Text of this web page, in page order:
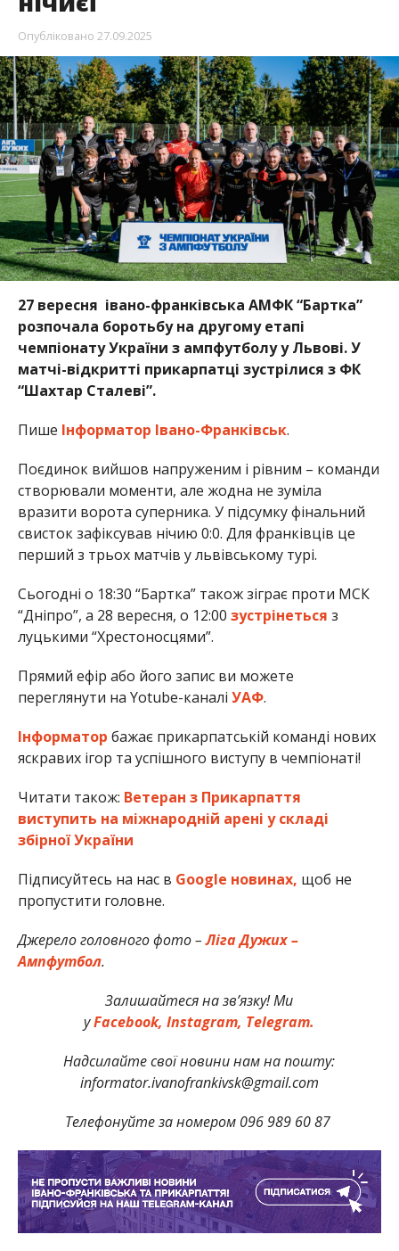
Опубліковано 27.09.2025
27 вересня івано-франківська АМФК “Бартка”
розпочала боротьбу на другому етапі
чемпіонату України з ампфутболу у Львові. У
матчі-відкритті прикарпатці зустрілися з ФК
“Шахтар Сталеві”.
Пише Інформатор Івано-Франківськ.
Поєдинок вийшов напруженим і рівним – команди
створювали моменти, але жодна не зуміла
вразити ворота суперника. У підсумку фінальний
свисток зафіксував нічию 0:0. Для франківців це
перший з трьох матчів у львівському турі.
Сьогодні о 18:30 “Бартка” також зіграє проти МСК
“Дніпро”, а 28 вересня, о 12:00 зустрінеться з
луцькими “Хрестоносцями”.
Прямий ефір або його запис ви можете
переглянути на Yotube-каналі УАФ.
Інформатор бажає прикарпатській команді нових
яскравих ігор та успішного виступу в чемпіонаті!
Читати також: Ветеран з Прикарпаття
виступить на міжнародній арені у складі
збірної України
Підписуйтесь на нас в Google новинах, щоб не
пропустити головне.
Джерело головного фото –Ліга Дужих –
Ампфутбол.
Залишайтеся на зв’язку! Ми
уFacebook, Instagram, Telegram.
Надсилайте свої новини нам на пошту:
informator.ivanofrankivsk@gmail.com
Телефонуйте за номером 096 989 60 87